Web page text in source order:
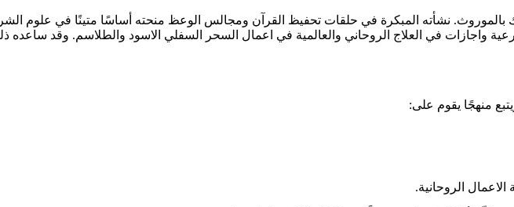
بالموروث. نشأته المبكرة في حلقات تحفيظ القرآن ومجالس الوعظ منحته أساسًا متينًا في علوم
واجازات في العلاج الروحاني والعالمية في اعمال السحر السفلي الاسود والطلاسم. وقد ساعده
منهجًا يقوم على:
الروحانية.